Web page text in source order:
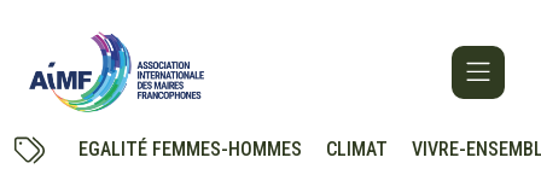
EGALITÉ FEMMES-HOMMES CLIMAT VIVRE-